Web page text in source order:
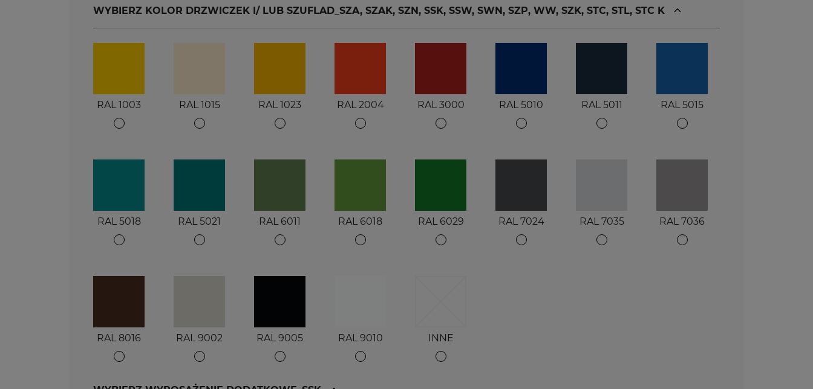
WYBIERZ KOLOR DRZWICZEK I/ LUB SZUFLAD_SZA, SZAK, SZN, SSK, SSW, SWN, SZP, WW, SZK, STC, STL, STC K
RAL 1003 RAL 1015 RAL 1023 RAL 2004 RAL 3000 RAL 5010 RAL 5011 RAL 5015
RAL 5018 RAL 5021 RAL 6011 RAL 6018 RAL 6029 RAL 7024 RAL 7035 RAL 7036
RAL 8016 RAL 9002 RAL 9005 RAL 9010 INNE